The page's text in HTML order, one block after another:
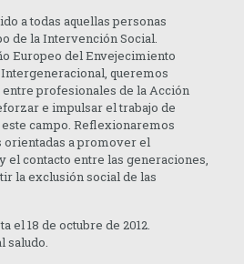
a todas aquellas personas
de la Intervención Social.
Europeo del Envejecimiento
queremos
profesionales de la Acción
e impulsar el trabajo de
campo. Reflexionaremos
orientadas a promover el
el contacto entre las generaciones,
la exclusión social de las
el 18 de octubre de 2012.
saludo.